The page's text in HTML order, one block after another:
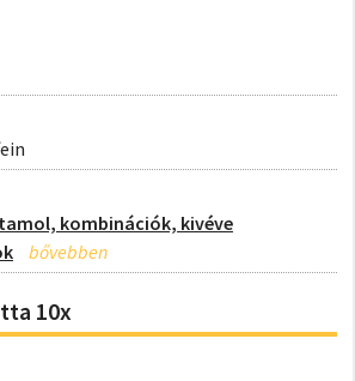
kombinációk, kivéve
10x